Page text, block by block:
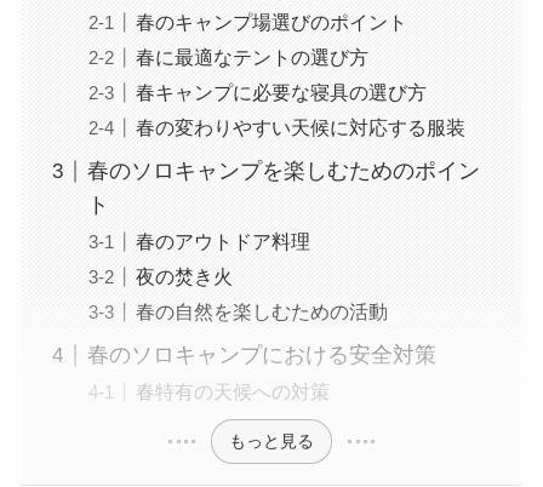
春のキャンプ場選びのポイント
春に最適なテントの選び方
春キャンプに必要な寝具の選び方
春の変わりやすい天候に対応する服装
春のソロキャンプを楽しむためのポイン
ト
春のアウトドア料理
夜の焚き火
春の自然を楽しむための活動
春のソロキャンプにおける安全対策
春特有の天候への対策
もっと見る